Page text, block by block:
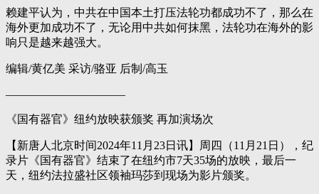
赖建平认为，中共在中国本土打压法轮功都成功不了，那么在
海外更加成功不了，无论用中共如何抹黑，法轮功在海外的影
响只是越来越强大。
编辑/黄亿美 采访/骆亚 后制/高玉
——————————–
《国有器官》纽约放映获颁奖 再加演场次
【新唐人北京时间2024年11月23日讯】周四（11月21日），纪
录片《国有器官》结束了在纽约市7天35场的放映，最后一
天，纽约法拉盛社区领袖玛莎到现场为影片颁奖。